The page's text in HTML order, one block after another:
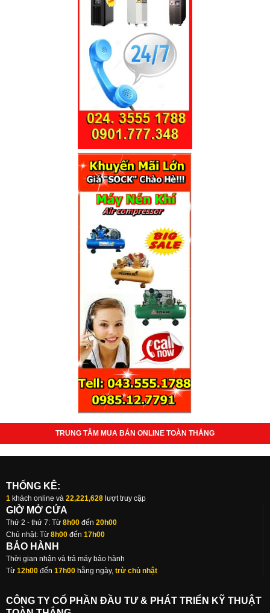
TRUNG TÂM MUA BÁN ONLINE TOÀN THẮNG
THỐNG KÊ:
1 khách online và 22,221,628 lượt truy cập
GIỜ MỞ CỬA
Thứ 2 - thứ 7: Từ 8h00 đến 20h00
Chủ nhật: Từ 8h00 đến 17h00
BẢO HÀNH
Thời gian nhận và trả máy bảo hành
Từ 12h00 đến 17h00 hằng ngày, trừ chủ nhật
CÔNG TY CỔ PHẦN ĐẦU TƯ & PHÁT TRIỂN KỸ THUẬT